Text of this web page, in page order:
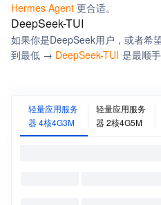
Hermes Agent 更合适。
DeepSeek-TUI
如果你是DeepSeek用户，或者希
到最低 → DeepSeek-TUI 是最顺
轻量应用服务
器 4核4G3M
轻量应用服务
器 2核4G5M